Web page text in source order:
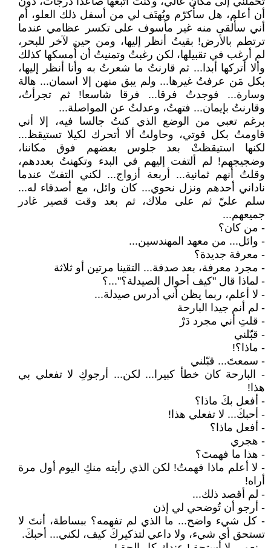
أن أعلم، هل سأُكرّم ويُهتَف لي من أسفل ذلك العلو، أم
أني سأُلقى منه غير مأسوف على تكسر عظامي عندما
ترتطم بالأرض! بقيتُ أنظر إليها، ومن حين لآخر للبحر،
لم أرغب في تقبيلها، لكن رغبتُ وتمنيتُ أن أُمسكها كذلك
وألا أتركها أبدا... ثم قارنتُ ما شعرتُ به وأنا أنظر إليها،
بكل مَن عرفتُ غيرها... ولم يبق منهن إلا اسمان... هالة
وسارة... فوجدتُ فرقا... فرقا شاسعا! ثم تجرأتُ،
وقارنتُ بإيمان... فتهتُ، وعدلتُ عن المواصلة...
برغم تعبي من الوضع الذي كنتُ جالسا فيه، إلا أني
قاومتُ بكل قوتي، وحاولتُ ألا أتحرك لكيلا تستيقظ...
لكنها استيقظتْ بعد جلوس بعضهم فوق مكاننا،
وضجيجهم! لم ألتفت إليهم في البدء وتكهنتُ بعددهم،
وقلتُ أنهم ثمانية... أربعة أزواج... لكني التفتّ عندما
ناداني أحدهم ونزل نحوي... كان وائل، مع أصدقاء له...
سلم عليّ ثم على ملاك، ثم بعد وقت قصير غادر
جميعهم...
- من كان؟
- وائل... من معهد المهندسين...
- معرفة جديدة؟
- مجرد معرفة، بعد صدفة... التقينا مرتين أو ثلاثة
- لماذا قال "كيف أحوال الصيدلة؟"...؟
- لا أعلم، ربما يظن أني أدرس صيدلة...
- لم أنم جيدا البارحة
- قلتِ أني مجرد دَرْ
- قبّلني
- ماذا؟!
- سمعتَ... قبّلني
- البارحة كان خطأ كبيرا... لكن... أرجوكِ لا تفعلي بي
هذا!
- أفعل بكَ ماذا؟
- أحبكَ... لا تفعلي هذا!
- أفعل ماذا؟
- هجري
- هذا ما فهمتَ؟
- لا أعلم ماذا فهمتُ! لكن الذي رأيته منكِ اليوم أول مرة
أراه!
- لم أقصد ذلك...
- أرجو أن تُوضحي لي إذن
- كل شيء واضح... ما الذي لم تفهمه؟ ببساطة، أنتَ لا
تستحق أي شيء، ولا داعي لتذكيركَ كيف، لكني... أحبكَ.